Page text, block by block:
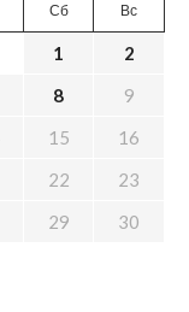
Сб Вс
1
2
8
9
15
16
22
23
29
30